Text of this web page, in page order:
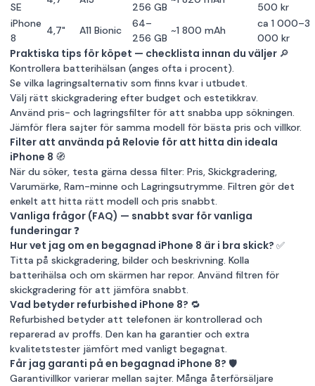
SE
256 GB
500 kr
iPhone
8
4,7" A11 Bionic
64–
256 GB
~1 800 mAh
ca 1 000–3
000 kr
Praktiska tips för köpet — checklista innan du väljer 🔎
Kontrollera batterihälsan (anges ofta i procent).
Se vilka lagringsalternativ som finns kvar i utbudet.
Välj rätt skickgradering efter budget och estetikkrav.
Använd pris- och lagringsfilter för att snabba upp sökningen.
Jämför flera sajter för samma modell för bästa pris och villkor.
Filter att använda på Relovie för att hitta din ideala
iPhone 8 🧭
När du söker, testa gärna dessa filter: Pris, Skickgradering,
Varumärke, Ram-minne och Lagringsutrymme. Filtren gör det
enkelt att hitta rätt modell och pris snabbt.
Vanliga frågor (FAQ) — snabbt svar för vanliga
funderingar ❓
Hur vet jag om en begagnad iPhone 8 är i bra skick? ✅
Titta på skickgradering, bilder och beskrivning. Kolla
batterihälsa och om skärmen har repor. Använd filtren för
skickgradering för att jämföra snabbt.
Vad betyder refurbished iPhone 8? 🔁
Refurbished betyder att telefonen är kontrollerad och
reparerad av proffs. Den kan ha garantier och extra
kvalitetstester jämfört med vanligt begagnat.
Får jag garanti på en begagnad iPhone 8? 🛡️
Garantivillkor varierar mellan sajter. Många återförsäljare